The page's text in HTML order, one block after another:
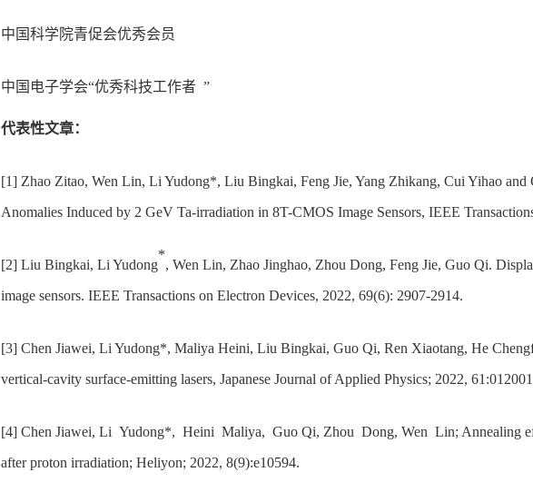
中国科学院青促会优秀会员
中国电子学会“优秀科技工作者 ”
代表性文章：
[1] Zhao Zitao, Wen Lin, Li Yudong*, Liu Bingkai, Feng Jie, Yang Zhikang, Cui Yihao and
Anomalies Induced by 2 GeV Ta-irradiation in 8T-CMOS Image Sensors, IEEE
[2] Liu Bingkai, Li Yudong
*
, Wen Lin, Zhao Jinghao, Zhou Dong, Feng Jie, Guo Qi.
image sensors. IEEE Transactions on Electron Devices, 2022, 69(6): 2907-2914.
[3] Chen Jiawei, Li Yudong*, Maliya Heini, Liu Bingkai, Guo Qi, Ren Xiaotang, He
vertical-cavity surface-emitting lasers, Japanese Journal of Applied Physics; 2022,
[4] Chen Jiawei, Li Yudong*, Heini Maliya, Guo Qi, Zhou Dong, Wen Lin; Annealing
after proton irradiation; Heliyon; 2022, 8(9):e10594.